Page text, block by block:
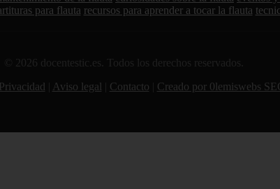
para flauta recursos para aprender a tocar la flauta
© 2026 docentestic.es. Todos los derechos reservados.
Aviso legal Contacto Creado por 0lemiswebs